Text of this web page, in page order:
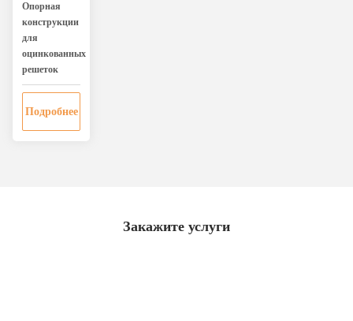
Опорная
конструкции
для
оцинкованных
решеток
Подробнее
Закажите услуги